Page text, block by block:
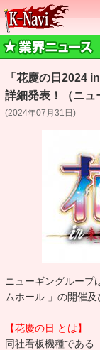
「花慶の日2024
詳細発表！（ニュ
(2024年07月31日)
ニューギングループ
ムホール 」の開催及
【花慶の日 とは】
同社看板機種である